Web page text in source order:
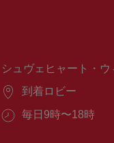
シュヴェヒャート・
場
到着ロビー
営
毎日9時〜18時